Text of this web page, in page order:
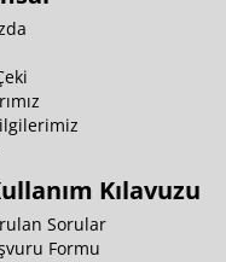
Kılavuzu
Sorular
Formu